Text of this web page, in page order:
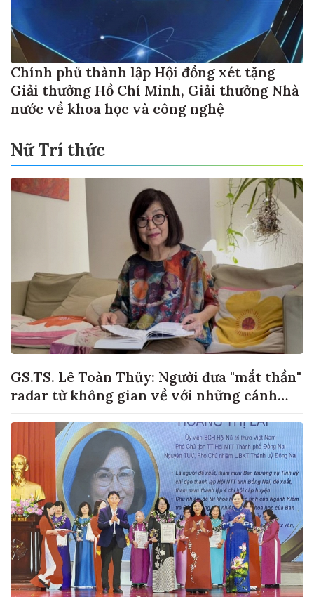
Chính phủ thành lập Hội đồng xét tặng
Giải thưởng Hồ Chí Minh, Giải thưởng Nhà
nước về khoa học và công nghệ
Nữ Trí thức
GS.TS. Lê Toàn Thủy: Người đưa "mắt thần"
radar từ không gian về với những cánh